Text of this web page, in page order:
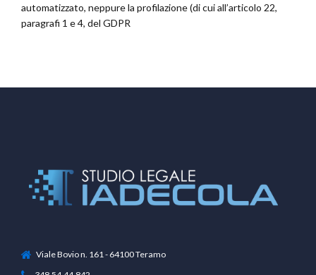
automatizzato, neppure la profilazione (di cui all’articolo 22,
paragrafi 1 e 4, del GDPR
Viale Bovio n. 161 - 64100 Teramo